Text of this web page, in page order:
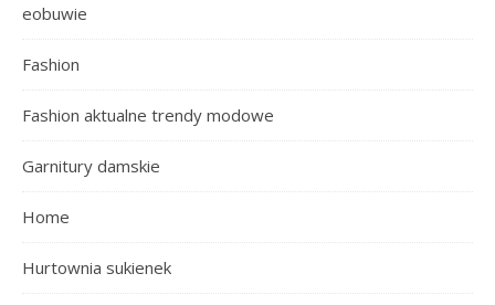
eobuwie
Fashion
Fashion aktualne trendy modowe
Garnitury damskie
Home
Hurtownia sukienek